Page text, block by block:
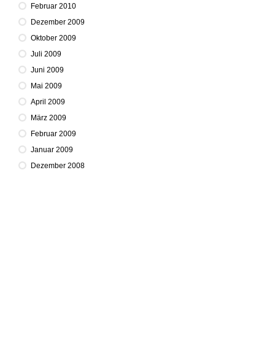
Februar 2010
Dezember 2009
Oktober 2009
Juli 2009
Juni 2009
Mai 2009
April 2009
März 2009
Februar 2009
Januar 2009
Dezember 2008